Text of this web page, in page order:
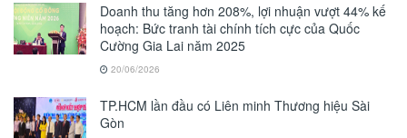
Doanh thu tăng hơn 208%, lợi nhuận vượt 44% kế
hoạch: Bức tranh tài chính tích cực của Quốc
Cường Gia Lai năm 2025
20/06/2026
TP.HCM lần đầu có Liên minh Thương hiệu Sài
Gòn